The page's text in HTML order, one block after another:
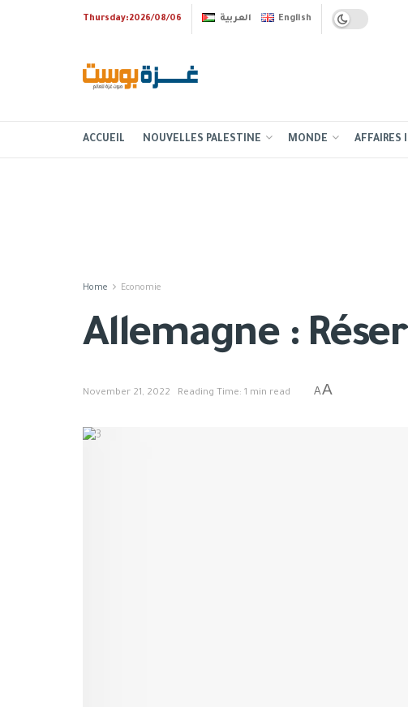
Thursday:2026/08/06 العربية English
ACCUEIL NOUVELLES PALESTINE MONDE AFFAIRES
Home Economie
Allemagne :
November 21, 2022 Reading Time: 1 min read AA